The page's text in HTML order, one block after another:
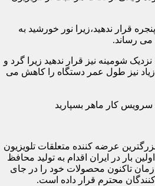
قرار ندهید،زیرا نور خورشید به
می رساند.
شومینه نیز قرار ندهید زیرا گرد و
نیز طول عمر دستگاه را کاهش می
عرضه کننده متعلقات تلویزیون
در سال ۱۳۸۹ برای اولین بار در ایران اقدام به تولید محافظ
زمان تاکنون محصولات خود را در جای
محترم قرار داده است.